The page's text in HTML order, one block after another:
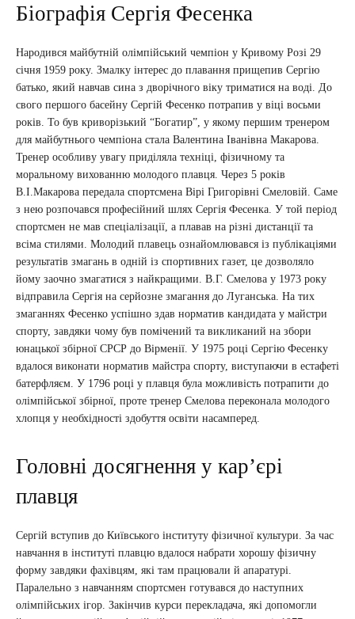
Біографія Сергія Фесенка
Народився майбутній олімпійський чемпіон у Кривому Розі 29
січня 1959 року. Змалку інтерес до плавання прищепив Сергію
батько, який навчав сина з дворічного віку триматися на воді. До
свого першого басейну Сергій Фесенко потрапив у віці восьми
років. То був криворізький “Богатир”, у якому першим тренером
для майбутнього чемпіона стала Валентина Іванівна Макарова.
Тренер особливу увагу приділяла техніці, фізичному та
моральному вихованню молодого плавця. Через 5 років
В.І.Макарова передала спортсмена Вірі Григорівні Смеловій. Саме
з нею розпочався професійний шлях Сергія Фесенка. У той період
спортсмен не мав спеціалізації, а плавав на різні дистанції та
всіма стилями. Молодий плавець ознайомлювався із публікаціями
результатів змагань в одній із спортивних газет, це дозволяло
йому заочно змагатися з найкращими. В.Г. Смелова у 1973 року
відправила Сергія на серйозне змагання до Луганська. На тих
змаганнях Фесенко успішно здав норматив кандидата у майстри
спорту, завдяки чому був помічений та викликаний на збори
юнацької збірної СРСР до Вірменії. У 1975 році Сергію Фесенку
вдалося виконати норматив майстра спорту, виступаючи в естафеті
батерфляєм. У 1796 році у плавця була можливість потрапити до
олімпійської збірної, проте тренер Смелова переконала молодого
хлопця у необхідності здобуття освіти насамперед.
Головні досягнення у кар’єрі
плавця
Сергій вступив до Київського інституту фізичної культури. За час
навчання в інституті плавцю вдалося набрати хорошу фізичну
форму завдяки фахівцям, які там працювали й апаратурі.
Паралельно з навчанням спортсмен готувався до наступних
олімпійських ігор. Закінчив курси перекладача, які допомогли